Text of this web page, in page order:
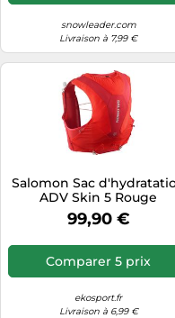
snowleader.com
Livraison à 7,99 €
Salomon Sac
ADV Skin 5 Rouge
99,90 €
Comparer 5 prix
ekosport.fr
Livraison à 6,99 €